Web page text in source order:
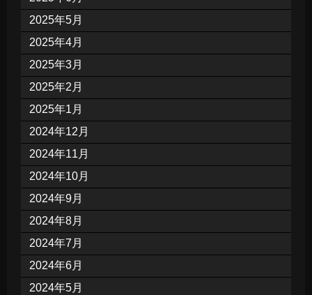
2025年5月
2025年4月
2025年3月
2025年2月
2025年1月
2024年12月
2024年11月
2024年10月
2024年9月
2024年8月
2024年7月
2024年6月
2024年5月